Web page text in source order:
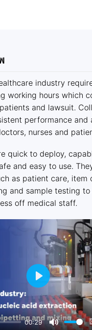
industry
working hours which
and lawsuit.
performance and
nurses and
quick to deploy,
and easy to use.
as patient care, item
and sample testing
off medical staff.
00:29